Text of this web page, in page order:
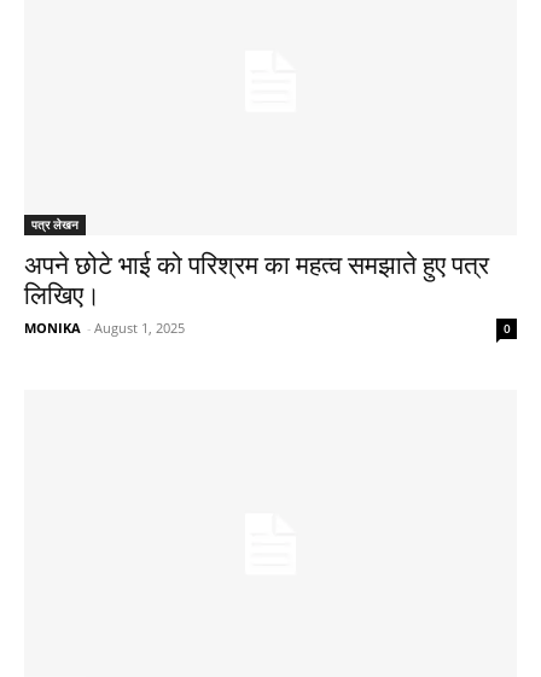
पत्र लेखन
अपने छोटे भाई को परिश्रम का महत्व समझाते हुए पत्र
लिखिए।
MONIKA - August 1, 2025 0